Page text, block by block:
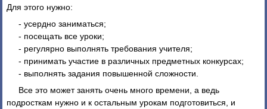
Для этого нужно:
- усердно заниматься;
- посещать все уроки;
- регулярно выполнять требования учителя;
- принимать участие в различных предметных конкурсах;
- выполнять задания повышенной сложности.
Все это может занять очень много времени, а ведь
подросткам нужно и к остальным урокам подготовиться, и